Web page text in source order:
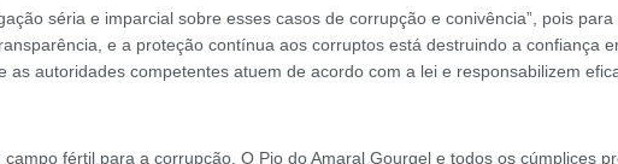
séria e imparcial sobre esses casos de corrupção e conivência”, pois para
e a proteção contínua aos corruptos está destruindo a confiança
as autoridades competentes atuem de acordo com a lei e responsabilizem
fértil para a corrupção. O Pio do Amaral Gourgel e todos os cúmplices